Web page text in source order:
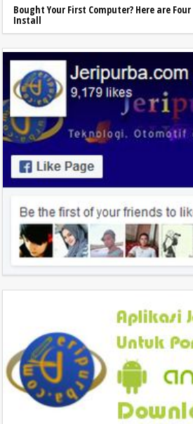
Bought Your First Computer? Here are
Install